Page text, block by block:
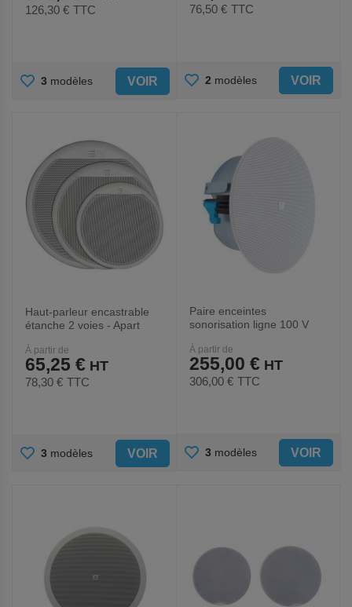
126,30 € TTC
AJOUTER
3 modèles VOIR
76,50 € TTC
AJOUTER
2 modèles VOIR
Haut-parleur encastrable
étanche 2 voies - Apart
À partir de
65,25 €
78,30 € TTC
AJOUTER
3 modèles VOIR
Paire enceintes
sonorisation ligne 100 V
À partir de
255,00 €
306,00 € TTC
AJOUTER
3 modèles VOIR